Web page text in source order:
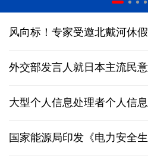
风向标！专家受邀北戴河休
外交部发言人就日本主流民
大型个人信息处理者个人信
国家能源局印发《电力安全